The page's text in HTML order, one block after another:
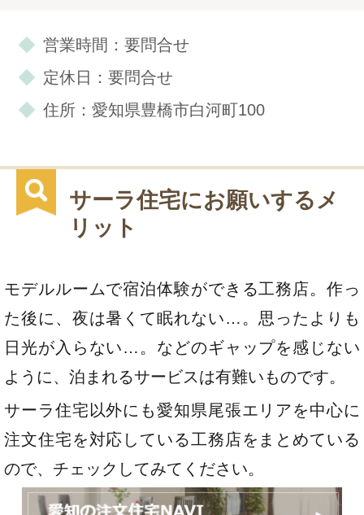
営業時間：要問合せ
定休日：要問合せ
住所：愛知県豊橋市白河町100
サーラ住宅にお願いするメ
リット
モデルルームで宿泊体験ができる工務店。作っ
た後に、夜は暑くて眠れない…。思ったよりも
日光が入らない…。などのギャップを感じない
ように、泊まれるサービスは有難いものです。
サーラ住宅以外にも愛知県尾張エリアを中心に
注文住宅を対応している工務店をまとめている
ので、チェックしてみてください。